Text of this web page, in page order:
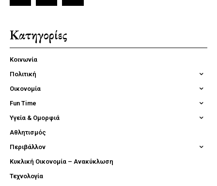
Κατηγορίες
Κοινωνία
Πολιτική
Οικονομία
Fun Time
Υγεία & Ομορφιά
Αθλητισμός
Περιβάλλον
Κυκλική Οικονομία – Ανακύκλωση
Τεχνολογία